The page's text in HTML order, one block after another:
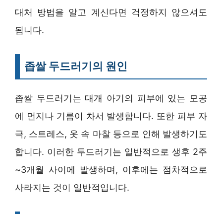
대처 방법을 알고 계신다면 걱정하지 않으셔도
됩니다.
좁쌀 두드러기의 원인
좁쌀 두드러기는 대개 아기의 피부에 있는 모공
에 먼지나 기름이 차서 발생합니다. 또한 피부 자
극, 스트레스, 옷 속 마찰 등으로 인해 발생하기도
합니다. 이러한 두드러기는 일반적으로 생후 2주
~3개월 사이에 발생하며, 이후에는 점차적으로
사라지는 것이 일반적입니다.